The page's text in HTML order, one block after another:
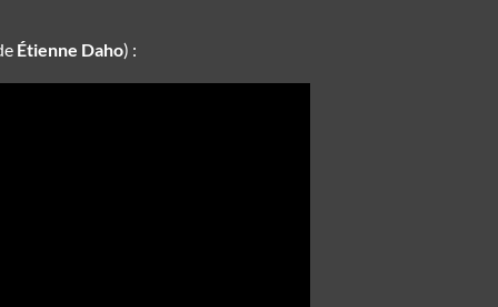
Étienne Daho) :